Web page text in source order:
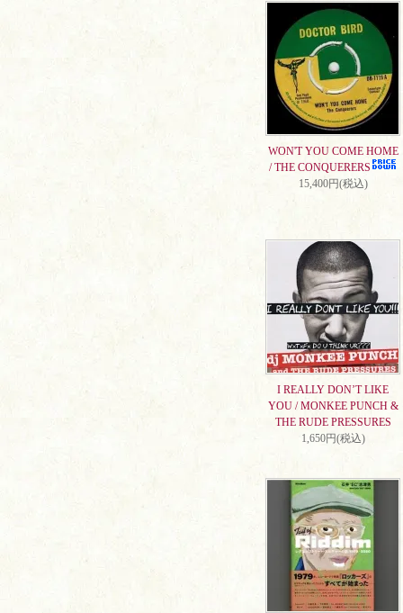
WON'T YOU COME HOME
/ THE CONQUERERS
15,400円(税込)
I REALLY DON’T LIKE
YOU / MONKEE PUNCH &
THE RUDE PRESSURES
1,650円(税込)